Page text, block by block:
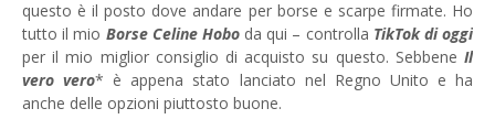
questo è il posto dove andare per borse e scarpe firmate. Ho
tutto il mio Borse Celine Hoboda qui – controlla TikTok di oggi
per il mio miglior consiglio di acquisto su questo. Sebbene Il
vero vero* è appena stato lanciato nel Regno Unito e ha
anche delle opzioni piuttosto buone.